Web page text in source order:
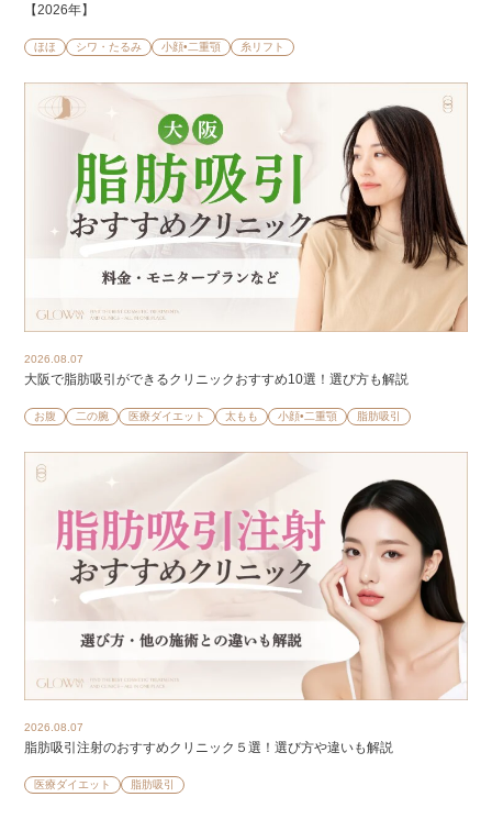
【2026年】
ほほ シワ・たるみ 小顔•二重顎 糸リフト
2026.08.07
大阪で脂肪吸引ができるクリニックおすすめ10選！選び方も解説
お腹 二の腕 医療ダイエット 太もも 小顔•二重顎 脂肪吸引
2026.08.07
脂肪吸引注射のおすすめクリニック５選！選び方や違いも解説
医療ダイエット 脂肪吸引